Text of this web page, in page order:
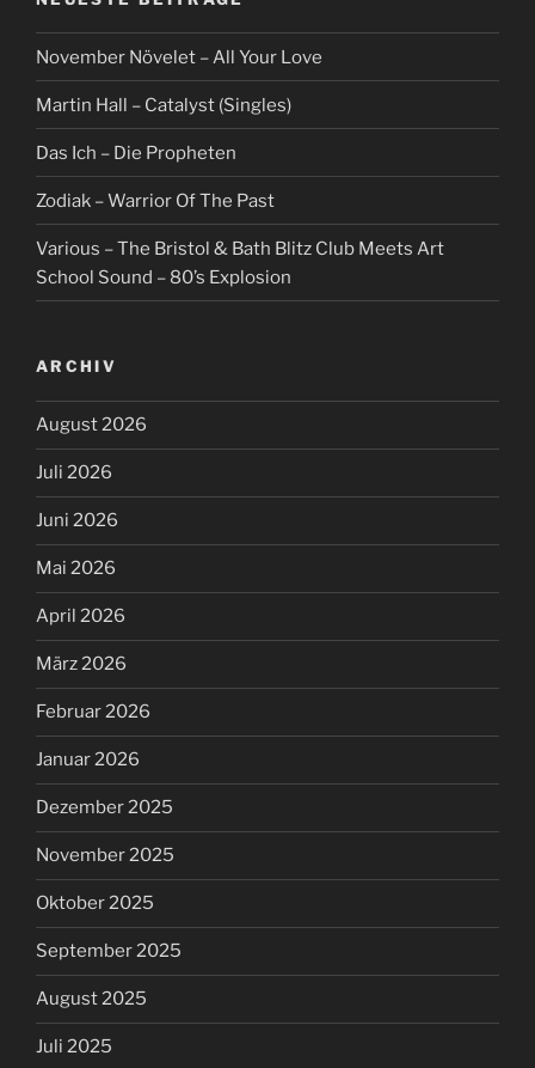
November Növelet – All Your Love
Martin Hall – Catalyst (Singles)
Das Ich – Die Propheten
Zodiak – Warrior Of The Past
Various – The Bristol & Bath Blitz Club Meets Art
School Sound – 80’s Explosion
ARCHIV
August 2026
Juli 2026
Juni 2026
Mai 2026
April 2026
März 2026
Februar 2026
Januar 2026
Dezember 2025
November 2025
Oktober 2025
September 2025
August 2025
Juli 2025